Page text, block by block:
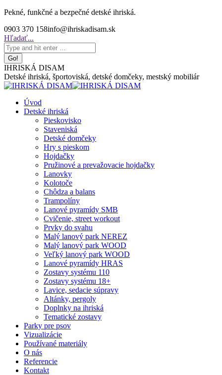
Skip
content
Pekné, funkčné a bezpečné detské ihriská.
0903 370 158info@ihriskadisam.sk
Search:
Hľadať...
IHRISKÁ DISAM
Detské ihriská, športoviská, detské domčeky, mestský mobiliár
Úvod
Detské ihriská
Pieskovisko
Staveniská
Detské domčeky
Hry s pieskom
Hojdačky
Pružinové a prevažovacie hojdačky
Lanovky
Kolotoče
Chôdza a balans
Trampolíny
Lanové pyramídy SMB
Cvičenie, street workout
Prvky do svahu
Malý lanový park NEREZ
Malý lanový park WOOD
Veľký lanový park WOOD
Lanové pyramídy HRAS
Zostavy systému 110
Zostavy systému 18+
Lavice, sedacie súpravy
Altánky, pergoly
Doplnky na ihriská
Tematické zostavy
Parky pre psov
Vizualizácie
Používané materiály
O nás
Referencie
Kontakt